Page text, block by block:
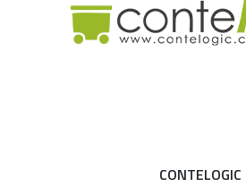
CONTELOGIC